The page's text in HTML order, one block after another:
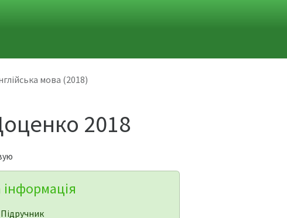
мова (2018)
2018
інформація
Підручник